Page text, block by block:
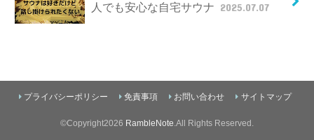
人でも安心な自宅サウナ 2025.07.07
プライバシーポリシー 免責事項 お問い合わせ サイトマップ
©Copyright2026 RambleNote .All Rights Reserved.